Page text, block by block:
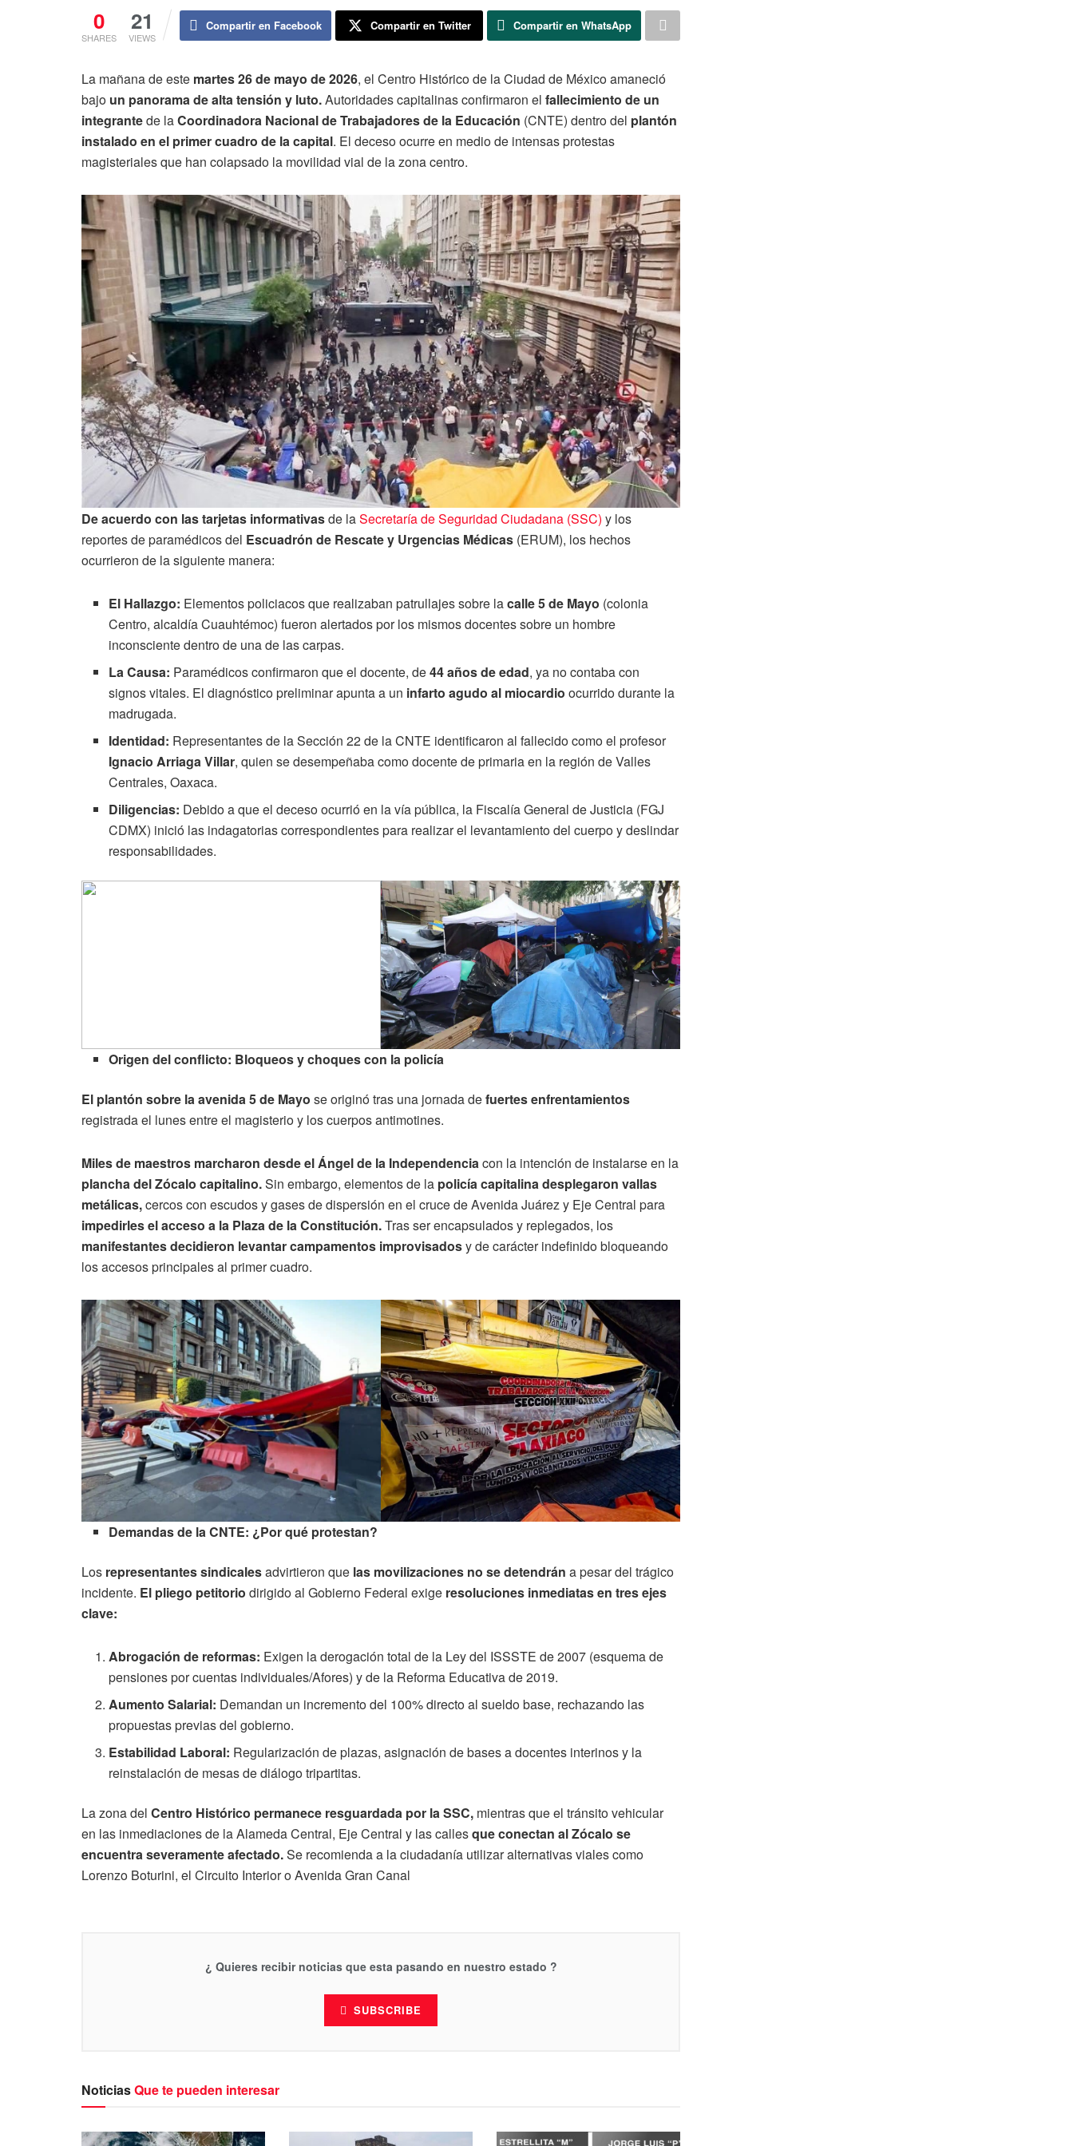
0
SHARES
21
VIEWS
Compartir en Facebook Compartir en Twitter Compartir en WhatsApp
La mañana de este martes 26 de mayo de 2026, el Centro Histórico de la Ciudad de México amaneció
bajo un panorama de alta tensión y luto.Autoridades capitalinas confirmaron el fallecimiento de un
integrantede laCoordinadora Nacional de Trabajadores de la Educación (CNTE) dentro del plantón
instalado en el primer cuadro de la capital. El deceso ocurre en medio de intensas protestas
magisteriales que han colapsado la movilidad vial de la zona centro.
De acuerdo con las tarjetas informativasde laSecretaría de Seguridad Ciudadana (SSC) y los
reportes de paramédicos del Escuadrón de Rescate y Urgencias Médicas (ERUM), los hechos
ocurrieron de la siguiente manera:
El Hallazgo: Elementos policiacos que realizaban patrullajes sobre lacalle 5 de Mayo (colonia
Centro, alcaldía Cuauhtémoc) fueron alertados por los mismos docentes sobre un hombre
inconsciente dentro de una de las carpas.
La Causa: Paramédicos confirmaron que el docente, de44 años de edad, ya no contaba con
signos vitales. El diagnóstico preliminar apunta a un infarto agudo al miocardio ocurrido durante la
madrugada.
Identidad: Representantes de la Sección 22 de la CNTE identificaron al fallecido como el profesor
Ignacio Arriaga Villar, quien se desempeñaba como docente de primaria en la región de Valles
Centrales, Oaxaca.
Diligencias: Debido a que el deceso ocurrió en la vía pública, la Fiscalía General de Justicia (FGJ
CDMX) inició las indagatorias correspondientes para realizar el levantamiento del cuerpo y deslindar
responsabilidades.
Origen del conflicto: Bloqueos y choques con la policía
El plantón sobre la avenida 5 de Mayo se originó tras una jornada defuertes enfrentamientos
registrada el lunes entre el magisterio y los cuerpos antimotines.
Miles de maestros marcharon desde el Ángel de la Independenciacon la intención de instalarse en la
plancha del Zócalo capitalino.Sin embargo, elementos de la policía capitalina desplegaron vallas
metálicas,cercos con escudos y gases de dispersión en el cruce de Avenida Juárez y Eje Central para
impedirles el acceso a la Plaza de la Constitución.Tras ser encapsulados y replegados, los
manifestantes decidieron levantar campamentos improvisadosy de carácter indefinido bloqueando
los accesos principales al primer cuadro.
Demandas de la CNTE: ¿Por qué protestan?
Los representantes sindicalesadvirtieron que las movilizaciones no se detendrán a pesar del trágico
incidente. El pliego petitorio dirigido al Gobierno Federal exige resoluciones inmediatas en tres ejes
clave:
Abrogación de reformas: Exigen la derogación total de la Ley del ISSSTE de 2007 (esquema de
pensiones por cuentas individuales/Afores) y de la Reforma Educativa de 2019.
Aumento Salarial: Demandan un incremento del 100% directo al sueldo base, rechazando las
propuestas previas del gobierno.
Estabilidad Laboral: Regularización de plazas, asignación de bases a docentes interinos y la
reinstalación de mesas de diálogo tripartitas.
La zona del Centro Histórico permanece resguardada por la SSC, mientras que el tránsito vehicular
en las inmediaciones de la Alameda Central, Eje Central y las callesque conectan al Zócalo se
encuentra severamente afectado.Se recomienda a la ciudadanía utilizar alternativas viales como
Lorenzo Boturini, el Circuito Interior o Avenida Gran Canal
¿ Quieres recibir noticias que esta pasando en nuestro estado ?
SUBSCRIBE
NoticiasQue te pueden interesar